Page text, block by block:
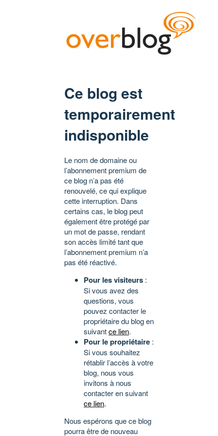
Ce blog est
temporairement
indisponible
Le nom de domaine ou
l’abonnement premium de
ce blog n’a pas été
renouvelé, ce qui explique
cette interruption. Dans
certains cas, le blog peut
également être protégé par
un mot de passe, rendant
son accès limité tant que
l’abonnement premium n’a
pas été réactivé.
Pour les visiteurs :
Si vous avez des
questions, vous
pouvez contacter le
propriétaire du blog en
suivantce lien.
Pour le propriétaire :
Si vous souhaitez
rétablir l’accès à votre
blog, nous vous
invitons à nous
contacter en suivant
ce lien.
Nous espérons que ce blog
pourra être de nouveau